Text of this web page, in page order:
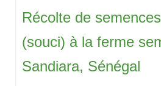
Récolte de
(souci) à la ferme
Sandiara, Sénégal